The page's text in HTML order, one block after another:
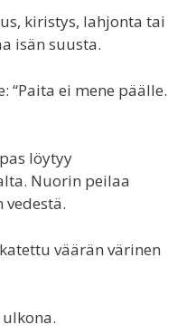
kiristys, lahjonta tai
isän suusta.
“Paita ei mene päälle.
löytyy
Nuorin peilaa
vedestä.
väärän värinen